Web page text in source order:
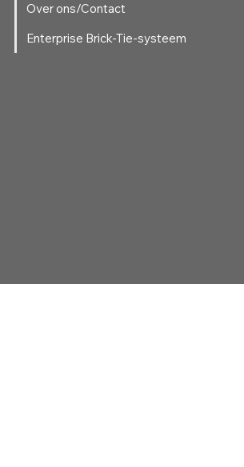
Over ons/Contact
Enterprise Brick-Tie-systeem